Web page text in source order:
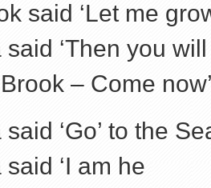
said ‘Let me
‘Then you will
– Come
‘Go’ to the
‘I am he